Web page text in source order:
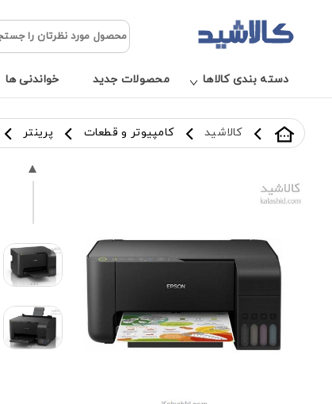
دسته بندی کالاها محصولات جدید خواندنی ها
کالاشید کامپیوتر و قطعات پرینتر